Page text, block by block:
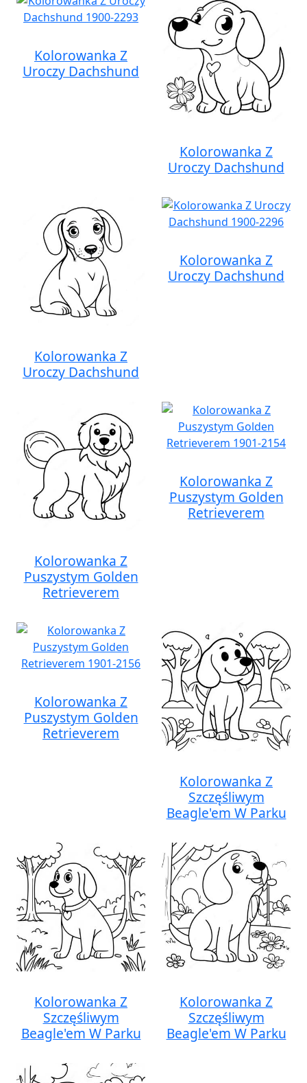
Kolorowanka Z
Uroczy Dachshund
Kolorowanka Z
Uroczy Dachshund
Kolorowanka Z
Uroczy Dachshund
Kolorowanka Z
Uroczy Dachshund
Kolorowanka Z
Puszystym Golden
Retrieverem
Kolorowanka Z
Puszystym Golden
Retrieverem
Kolorowanka Z
Puszystym Golden
Retrieverem
Kolorowanka Z
Szczęśliwym
Beagle'em W Parku
Kolorowanka Z
Szczęśliwym
Beagle'em W Parku
Kolorowanka Z
Szczęśliwym
Beagle'em W Parku